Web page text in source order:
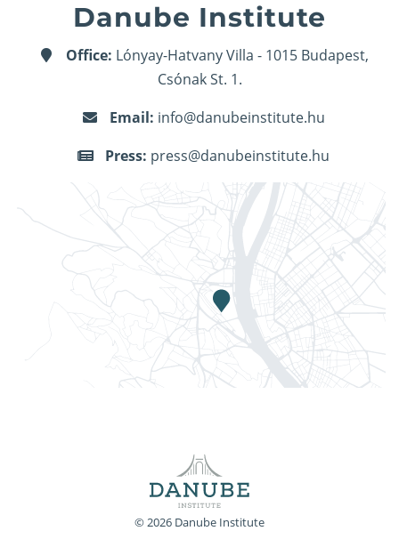
Danube Institute
Office: Lónyay-Hatvany Villa - 1015 Budapest,
Csónak St. 1.
Email: info@danubeinstitute.hu
Press: press@danubeinstitute.hu
© 2026 Danube Institute